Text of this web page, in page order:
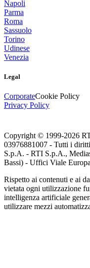
Napoli
Parma
Roma
Sassuolo
Torino
Udinese
Venezia
Legal
CorporateCookie Policy
Privacy Policy
Copyright © 1999-2026
03976881007 - Tutti i
S.p.A. - RTI S.p.A.,
Bassi) - Uffici Viale
Rispetto ai contenuti e ai
vietata ogni utilizzazione
intelligenza artificiale
utilizzare mezzi